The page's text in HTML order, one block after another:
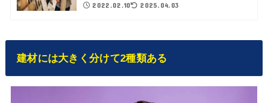
2022.02.10 2025.04.03
建材には大きく分けて2種類ある